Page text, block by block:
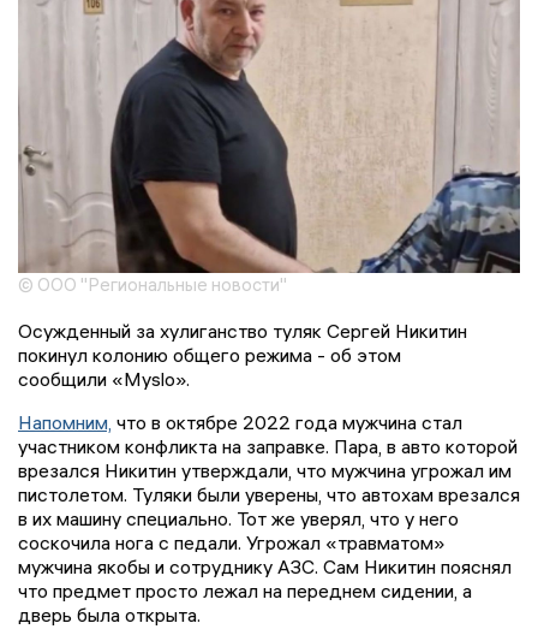
© ООО "Региональные новости"
Осужденный за хулиганство туляк Сергей Никитин
покинул колонию общего режима - об этом
сообщили «Myslo».
Напомним, что в октябре 2022 года мужчина стал
участником конфликта на заправке. Пара, в авто которой
врезался Никитин утверждали, что мужчина угрожал им
пистолетом. Туляки были уверены, что автохам врезался
в их машину специально. Тот же уверял, что у него
соскочила нога с педали. Угрожал «травматом»
мужчина якобы и сотруднику АЗС. Сам Никитин пояснял
что предмет просто лежал на переднем сидении, а
дверь была открыта.